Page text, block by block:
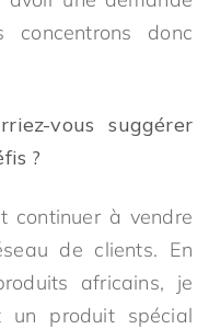
donc
vous suggérer
?
continuer à vendre
de clients. En
africains, je
produit spécial